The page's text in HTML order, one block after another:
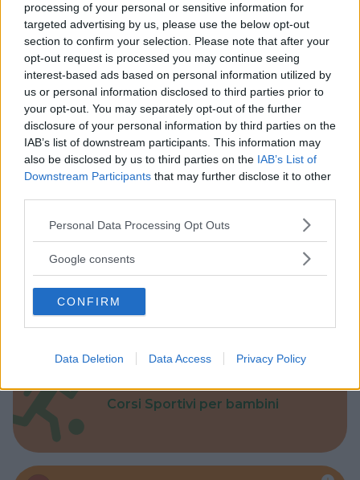
processing of your personal or sensitive information for
targeted advertising by us, please use the below opt-out
section to confirm your selection. Please note that after your
opt-out request is processed you may continue seeing
interest-based ads based on personal information utilized by
us or personal information disclosed to third parties prior to
your opt-out. You may separately opt-out of the further
disclosure of your personal information by third parties on the
IAB’s list of downstream participants. This information may
also be disclosed by us to third parties on the IAB’s List of
Downstream Participants that may further disclose it to other
Please note that this website/app uses one or more Google
not limited to your visit or usage behaviour. You may click to
use your data for below specified purposes in below Google
consent section.
Personal Data Processing Opt Outs
Google consents
CONFIRM
Data Deletion Data Access Privacy Policy
Kinderheim
Baby Sitter
Parchi
Corsi Sportivi per bambini